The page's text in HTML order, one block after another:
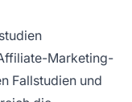
Marketing-
Fallstudien und